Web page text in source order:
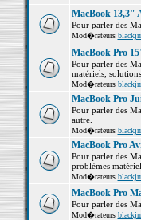
MacBook 13,3"
Pour parler des
Mod�rateurs
MacBook Pro
Pour parler des
matériels,
Mod�rateurs
MacBook Pro
Pour parler des
autre.
Mod�rateurs
MacBook Pro
Pour parler des
problèmes
Mod�rateurs
MacBook Pro
Pour parler des
Mod�rateurs